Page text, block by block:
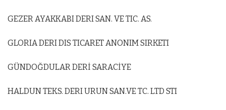
GEZER AYAKKABI DERI SAN. VE TIC. AS.
GLORIA DERI DIS TICARET ANONIM SIRKETI
GÜNDOĞDULAR DERİ SARACİYE
HALDUN TEKS. DERI URUN SAN.VE TC. LTD STI